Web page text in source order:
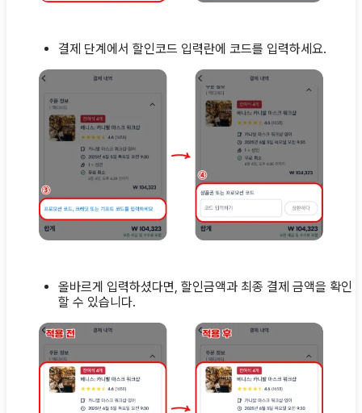
결제 단계에서 할인코드 입력란에 코드를 입력하세요.
올바르게 입력하셨다면, 할인금액과 최종 결제 금액을 확인
할 수 있습니다.